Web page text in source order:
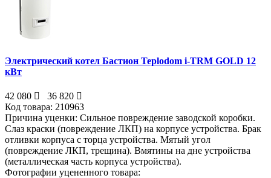
Электрический котел Бастион Teplodom i-TRM GOLD 12
кВт
42 080
36 820
Код товара: 210963
Причина уценки: Сильное повреждение заводской коробки.
Слаз краски (повреждение ЛКП) на корпусе устройства. Брак
отливки корпуса с торца устройства. Мятый угол
(повреждение ЛКП, трещина). Вмятины на дне устройства
(металлическая часть корпуса устройства).
Фотографии уцененного товара: